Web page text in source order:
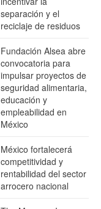
separación y el
reciclaje de residuos
Fundación Alsea abre
convocatoria para
impulsar proyectos de
seguridad alimentaria,
educación y
empleabilidad en
México
México fortalecerá
competitividad y
rentabilidad del sector
arrocero nacional